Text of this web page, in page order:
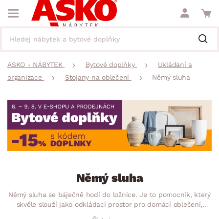
ASKO - NÁBYTEK Bytové doplňky
Ukládání a
organizace
Stojany na oblečení Němý sluha
Němý sluha
Němý sluha se báječně hodí do ložnice. Je to pomocník, který
skvěle slouží jako odkládací prostor pro domácí oblečení,